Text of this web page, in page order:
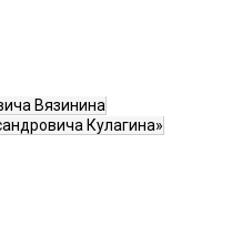
Вязинина
Кулагина»